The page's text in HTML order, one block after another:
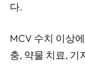
다.
MCV 수치 이상
충, 약물 치료, 기